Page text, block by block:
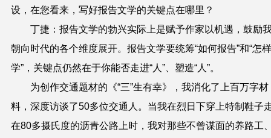
设，在您看来，写好报告文学的关键点在哪里？
丁捷：报告文学的勃兴实际上是赋予作家以机遇，鼓励
朝向时代的各个维度展开。报告文学要统筹“如何报告”和“怎
学”，关键点仍然在于你能否走进“人”、塑造“人”。
为创作交通题材的《“三”生有幸》，我消化了上百万字材
料，深度访谈了50多位交通人。当我在烈日下穿上特制鞋子
在80多摄氏度的沥青公路上时，我对那些不曾谋面的养路工